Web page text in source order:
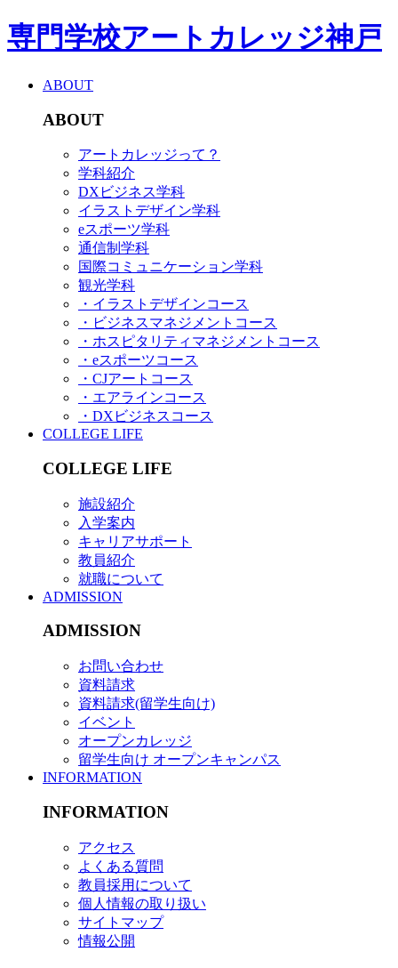
専門学校アートカレッジ神戸
ABOUT
ABOUT
アートカレッジって？
学科紹介
DXビジネス学科
イラストデザイン学科
eスポーツ学科
通信制学科
国際コミュニケーション学科
観光学科
・イラストデザインコース
・ビジネスマネジメントコース
・ホスピタリティマネジメントコース
・eスポーツコース
・CJアートコース
・エアラインコース
・DXビジネスコース
COLLEGE LIFE
COLLEGE LIFE
施設紹介
入学案内
キャリアサポート
教員紹介
就職について
ADMISSION
ADMISSION
お問い合わせ
資料請求
資料請求(留学生向け)
イベント
オープンカレッジ
留学生向け オープンキャンパス
INFORMATION
INFORMATION
アクセス
よくある質問
教員採用について
個人情報の取り扱い
サイトマップ
情報公開